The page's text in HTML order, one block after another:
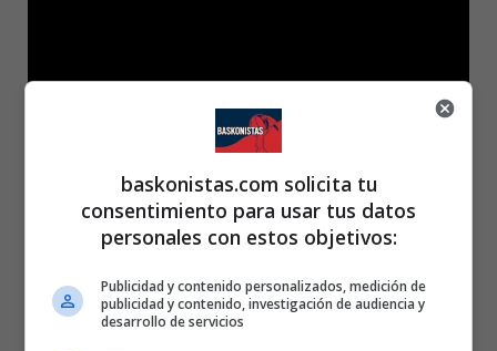
baskonistas.com solicita tu
consentimiento para usar tus datos
personales con estos objetivos:
Publicidad y contenido personalizados, medición de
publicidad y contenido, investigación de audiencia y
desarrollo de servicios